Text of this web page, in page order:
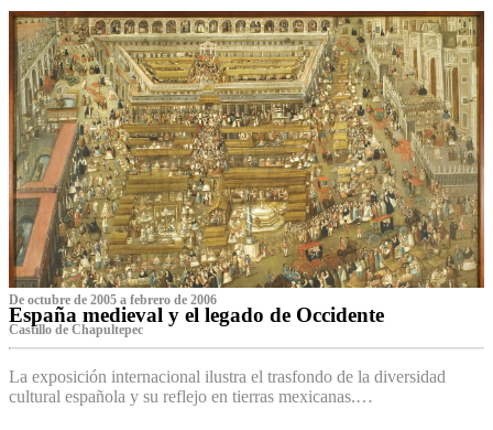
De octubre de 2005 a febrero de 2006
España medieval y el legado de Occidente
Castillo de Chapultepec
La exposición internacional ilustra el trasfondo de la diversidad
cultural española y su reflejo en tierras mexicanas.…